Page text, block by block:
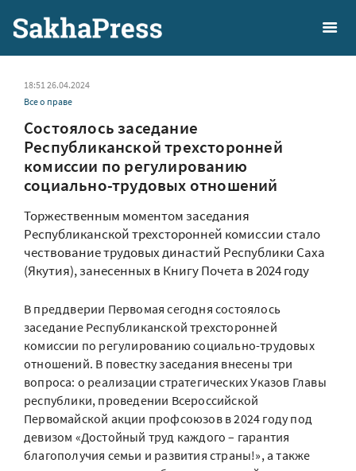
18:51 26.04.2024
Все о праве
Состоялось заседание
Республиканской трехсторонней
комиссии по регулированию
социально-трудовых отношений
Торжественным моментом заседания
Республиканской трехсторонней комиссии стало
чествование трудовых династий Республики Саха
(Якутия), занесенных в Книгу Почета в 2024 году
В преддверии Первомая сегодня состоялось
заседание Республиканской трехсторонней
комиссии по регулированию социально-трудовых
отношений. В повестку заседания внесены три
вопроса: о реализации стратегических Указов Главы
республики, проведении Всероссийской
Первомайской акции профсоюзов в 2024 году под
девизом «Достойный труд каждого – гарантия
благополучия семьи и развития страны!», а также